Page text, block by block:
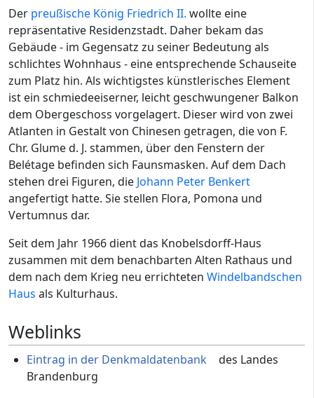
Der preußische König Friedrich II. wollte eine
repräsentative Residenzstadt. Daher bekam das
Gebäude - im Gegensatz zu seiner Bedeutung als
schlichtes Wohnhaus - eine entsprechende Schauseite
zum Platz hin. Als wichtigstes künstlerisches Element
ist ein schmiedeeiserner, leicht geschwungener Balkon
dem Obergeschoss vorgelagert. Dieser wird von zwei
Atlanten in Gestalt von Chinesen getragen, die von F.
Chr. Glume d. J. stammen, über den Fenstern der
Belétage befinden sich Faunsmasken. Auf dem Dach
stehen drei Figuren, die Johann Peter Benkert
angefertigt hatte. Sie stellen Flora, Pomona und
Vertumnus dar.
Seit dem Jahr 1966 dient das Knobelsdorff-Haus
zusammen mit dem benachbarten Alten Rathaus und
dem nach dem Krieg neu errichteten Windelbandschen
Haus als Kulturhaus.
Weblinks
Eintrag in der Denkmaldatenbank
des Landes
Brandenburg